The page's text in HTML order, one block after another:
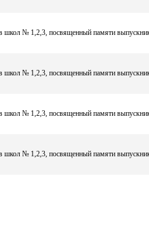
школ № 1,2,3, посвященный памяти
школ № 1,2,3, посвященный памяти
школ № 1,2,3, посвященный памяти
школ № 1,2,3, посвященный памяти